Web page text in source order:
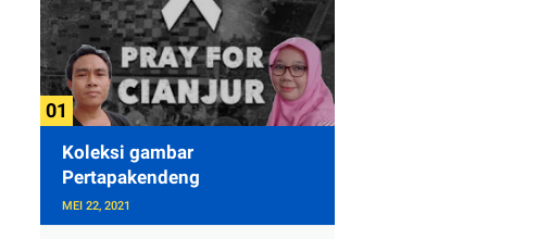
Koleksi gambar
Pertapakendeng
MEI 22, 2021